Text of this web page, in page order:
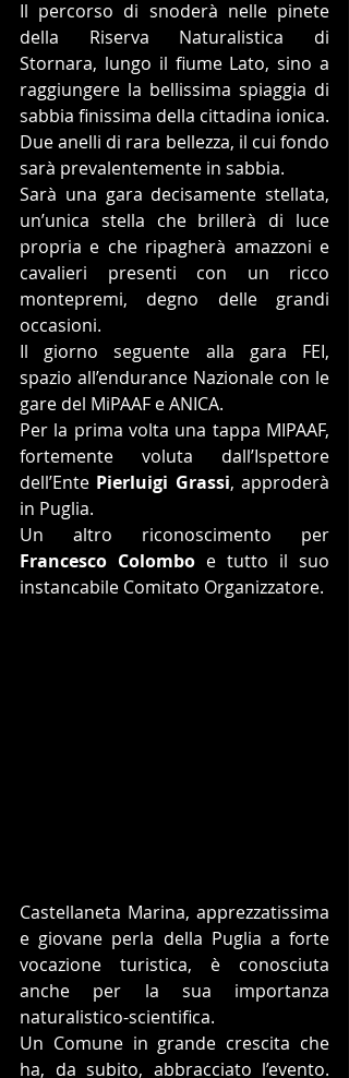
Il percorso di snoderà nelle pinete
della Riserva Naturalistica di
Stornara, lungo il fiume Lato, sino a
raggiungere la bellissima spiaggia di
Due anelli di rara bellezza, il cui fondo
sarà prevalentemente in sabbia.
Sarà una gara decisamente stellata,
un’unica stella che brillerà di luce
propria e che ripagherà amazzoni e
cavalieri presenti con un ricco
montepremi, degno delle grandi
occasioni.
Il giorno seguente alla gara FEI,
spazio all’endurance Nazionale con le
gare del MiPAAF e ANICA.
Per la prima volta una tappa MIPAAF,
fortemente voluta dall’Ispettore
dell’Ente Pierluigi Grassi, approderà
in Puglia.
Francesco Colombo e tutto il suo
instancabile Comitato Organizzatore.
Castellaneta Marina, apprezzatissima
e giovane perla della Puglia a forte
vocazione turistica, è conosciuta
anche per la sua importanza
naturalistico-scientifica.
Un Comune in grande crescita che
ha, da subito, abbracciato l’evento.